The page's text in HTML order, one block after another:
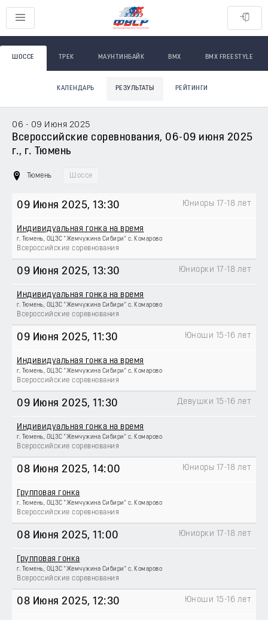
ШОССЕ ТРЕК МАУНТИНБАЙК BMX BMX FREESTYLE
КАЛЕНДАРЬ РЕЗУЛЬТАТЫ РЕЙТИНГИ
06 - 09 Июня 2025
Всероссийские соревнования, 06-09 июня 2025
г., г. Тюмень
Тюмень Шоссе
09 Июня 2025, 13:30
Индивидуальная гонка на время
г. Тюмень, ОЦЗС "Жемчужина Сибири" с. Комарово
Всероссийские соревнования
Юниоры 17-18 лет
09 Июня 2025, 13:30
Индивидуальная гонка на время
г. Тюмень, ОЦЗС "Жемчужина Сибири" с. Комарово
Всероссийские соревнования
Юниорки 17-18 лет
09 Июня 2025, 11:30
Индивидуальная гонка на время
г. Тюмень, ОЦЗС "Жемчужина Сибири" с. Комарово
Всероссийские соревнования
Юноши 15-16 лет
09 Июня 2025, 11:30
Индивидуальная гонка на время
г. Тюмень, ОЦЗС "Жемчужина Сибири" с. Комарово
Всероссийские соревнования
Девушки 15-16 лет
08 Июня 2025, 14:00
Групповая гонка
г. Тюмень, ОЦЗС "Жемчужина Сибири" с. Комарово
Всероссийские соревнования
Юниоры 17-18 лет
08 Июня 2025, 11:00
Групповая гонка
г. Тюмень, ОЦЗС "Жемчужина Сибири" с. Комарово
Всероссийские соревнования
Юниорки 17-18 лет
08 Июня 2025, 12:30 Юноши 15-16 лет